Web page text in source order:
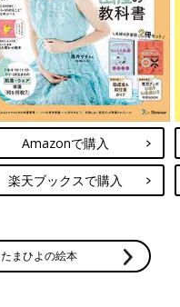
Amazonで購入
楽天ブックスで購入
たまひよの絵本